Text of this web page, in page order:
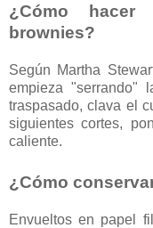
¿Cómo
brownies?
Según Martha
empieza
traspasado, clava el
siguientes cortes,
caliente.
¿Cómo
Envueltos en papel